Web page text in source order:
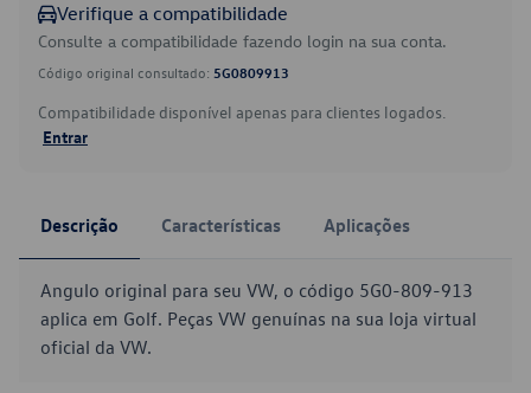
Verifique a compatibilidade
Consulte a compatibilidade fazendo login na sua conta.
Código original consultado: 5G0809913
Compatibilidade disponível apenas para clientes logados.
Entrar
Descrição Características Aplicações
Angulo original para seu VW, o código 5G0-809-913
aplica em Golf. Peças VW genuínas na sua loja virtual
oficial da VW.